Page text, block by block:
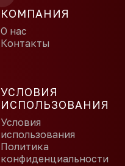
КОМПАНИЯ
О нас
Контакты
УСЛОВИЯ
ИСПОЛЬЗОВАНИЯ
Условия
использования
Политика
конфиденциальности